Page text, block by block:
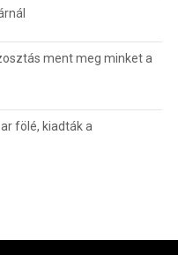
ment meg minket a
fölé, kiadták a